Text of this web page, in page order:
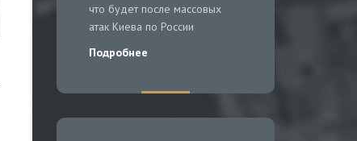
что будет после массовых
атак Киева по России
Подробнее